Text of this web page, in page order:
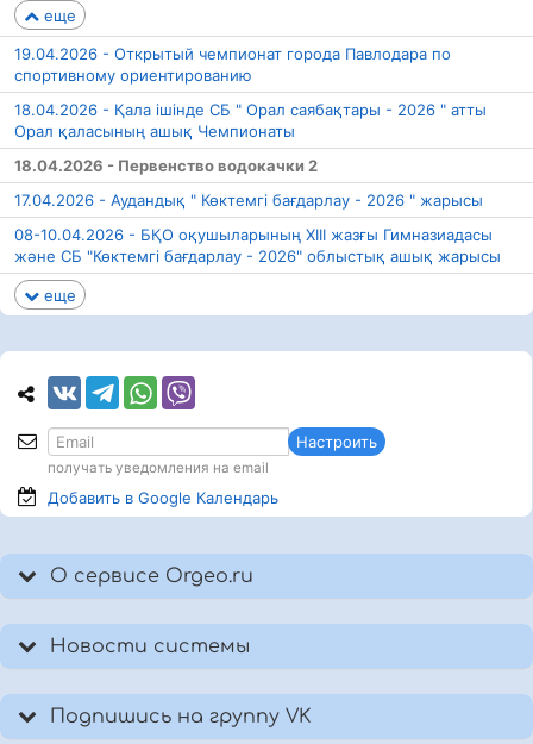
еще
19.04.2026 - Открытый чемпионат города Павлодара по
спортивному ориентированию
18.04.2026 - Қала ішінде СБ " Орал саябақтары - 2026 " атты
Орал қаласының ашық Чемпионаты
18.04.2026 - Первенство водокачки 2
17.04.2026 - Аудандық " Көктемгі бағдарлау - 2026 " жарысы
08-10.04.2026 - БҚО оқушыларының XIII жазғы Гимназиадасы
және СБ "Көктемгі бағдарлау - 2026" облыстық ашық жарысы
еще
Настроить
получать уведомления на email
Добавить в Google Календарь
О сервисе Orgeo.ru
Новости системы
Подпишись на группу VK